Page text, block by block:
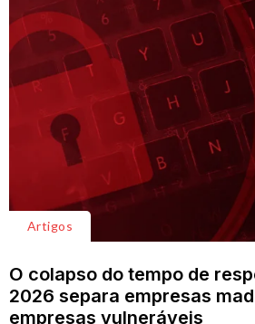
Artigos
O colapso do tempo de
2026 separa empresas
empresas vulneráveis